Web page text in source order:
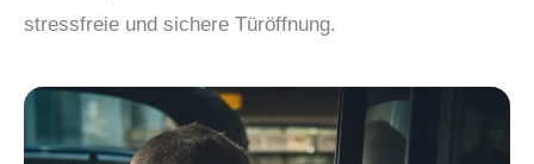
stressfreie und sichere Türöffnung.